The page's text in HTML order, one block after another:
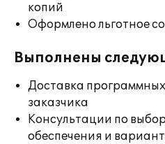
копий
Оформлено льготное
Выполнены
Доставка
заказчика
Консультации по
обеспечения и